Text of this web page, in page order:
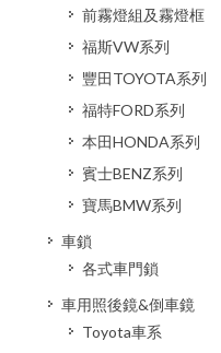
前霧燈組及霧燈框
福斯VW系列
豐田TOYOTA系列
福特FORD系列
本田HONDA系列
賓士BENZ系列
寶馬BMW系列
車鎖
各式車門鎖
車用照後鏡&倒車鏡
Toyota車系